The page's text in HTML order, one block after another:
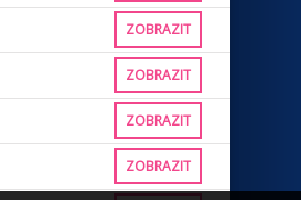
ZOBRAZIT
ZOBRAZIT
ZOBRAZIT
ZOBRAZIT